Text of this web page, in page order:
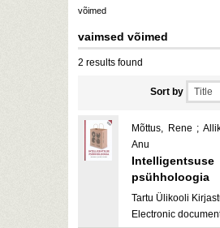
võimed
vaimsed võimed
2 results found
Sort by
Mõttus, Rene ;
Anu
Intelligentsuse
psühholoogia
Tartu Ülikooli
Electronic